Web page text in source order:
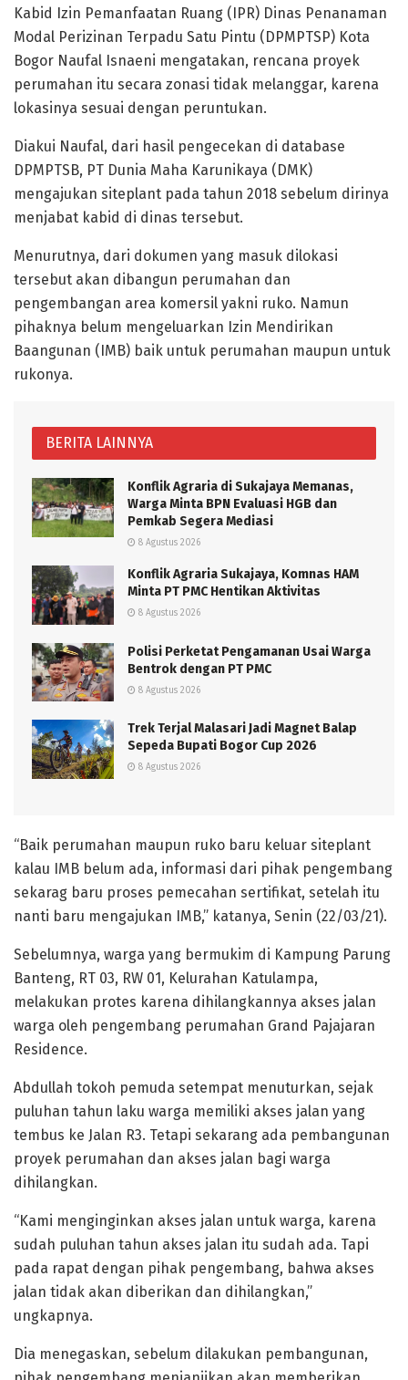
Kabid Izin Pemanfaatan Ruang (IPR) Dinas Penanaman
Modal Perizinan Terpadu Satu Pintu (DPMPTSP) Kota
Bogor Naufal Isnaeni mengatakan, rencana proyek
perumahan itu secara zonasi tidak melanggar, karena
lokasinya sesuai dengan peruntukan.
Diakui Naufal, dari hasil pengecekan di database
DPMPTSB, PT Dunia Maha Karunikaya (DMK)
mengajukan siteplant pada tahun 2018 sebelum dirinya
menjabat kabid di dinas tersebut.
Menurutnya, dari dokumen yang masuk dilokasi
tersebut akan dibangun perumahan dan
pengembangan area komersil yakni ruko. Namun
pihaknya belum mengeluarkan Izin Mendirikan
Baangunan (IMB) baik untuk perumahan maupun untuk
rukonya.
BERITA LAINNYA
Konflik Agraria di Sukajaya Memanas,
Warga Minta BPN Evaluasi HGB dan
Pemkab Segera Mediasi
8 Agustus 2026
Konflik Agraria Sukajaya, Komnas HAM
Minta PT PMC Hentikan Aktivitas
8 Agustus 2026
Polisi Perketat Pengamanan Usai Warga
Bentrok dengan PT PMC
8 Agustus 2026
Trek Terjal Malasari Jadi Magnet Balap
Sepeda Bupati Bogor Cup 2026
8 Agustus 2026
“Baik perumahan maupun ruko baru keluar siteplant
kalau IMB belum ada, informasi dari pihak pengembang
sekarag baru proses pemecahan sertifikat, setelah itu
nanti baru mengajukan IMB,” katanya, Senin (22/03/21).
Sebelumnya, warga yang bermukim di Kampung Parung
Banteng, RT 03, RW 01, Kelurahan Katulampa,
melakukan protes karena dihilangkannya akses jalan
warga oleh pengembang perumahan Grand Pajajaran
Residence.
Abdullah tokoh pemuda setempat menuturkan, sejak
puluhan tahun laku warga memiliki akses jalan yang
tembus ke Jalan R3. Tetapi sekarang ada pembangunan
proyek perumahan dan akses jalan bagi warga
dihilangkan.
“Kami menginginkan akses jalan untuk warga, karena
sudah puluhan tahun akses jalan itu sudah ada. Tapi
pada rapat dengan pihak pengembang, bahwa akses
jalan tidak akan diberikan dan dihilangkan,”
ungkapnya.
Dia menegaskan, sebelum dilakukan pembangunan,